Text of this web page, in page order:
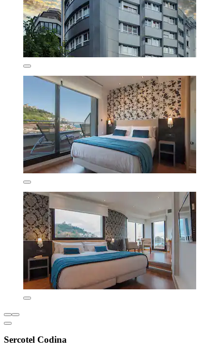
Sercotel Codina